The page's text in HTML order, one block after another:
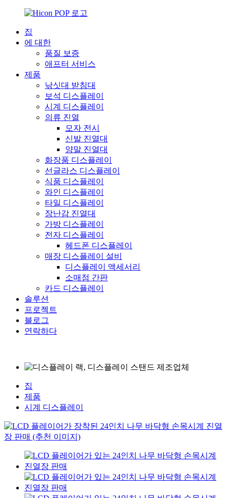
집
에 대한
품질 보증
애프터 서비스
제품
낚싯대 받침대
보석 디스플레이
시계 디스플레이
의류 진열
모자 전시
신발 진열대
양말 진열대
화장품 디스플레이
선글라스 디스플레이
식품 디스플레이
와인 디스플레이
타일 ​​디스플레이
장난감 진열대
가방 디스플레이
전자 디스플레이
헤드폰 디스플레이
매장 디스플레이 설비
디스플레이 액세서리
소매점 간판
카드 디스플레이
솔루션
프로젝트
블로그
연락하다
집
제품
시계 디스플레이